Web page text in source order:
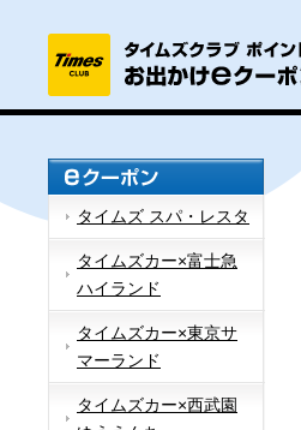
タイムズ スパ・レスタ
タイムズカー×富士急
ハイランド
タイムズカー×東京サ
マーランド
タイムズカー×西武園